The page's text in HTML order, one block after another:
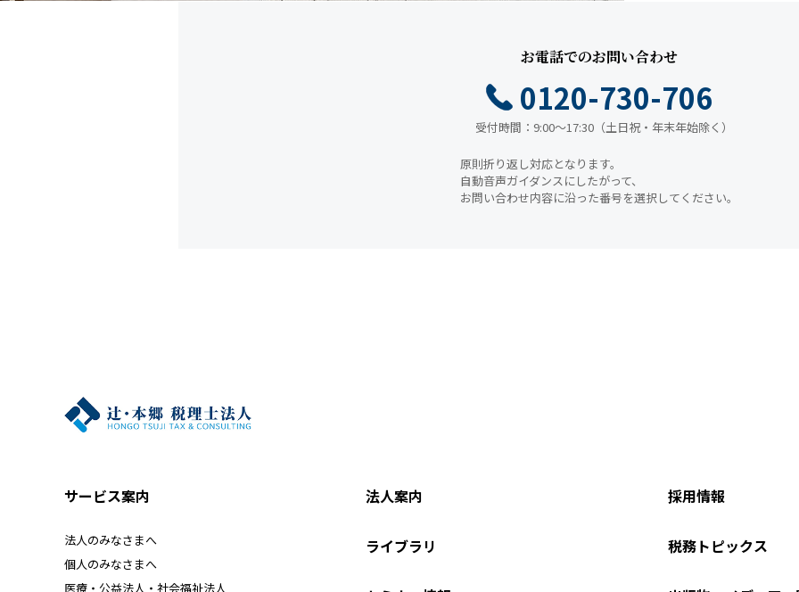
お電話でのお問い合わせ
0120-730-706
受付時間：9:00～17:30（土日祝・年末年始除く）
原則折り返し対応となります。
自動音声ガイダンスにしたがって、
お問い合わせ内容に沿った番号を選択してください。
サービス案内
法人のみなさまへ
個人のみなさまへ
医療・公益法人・社会福祉法人
法人案内
ライブラリ
採用情報
税務トピックス